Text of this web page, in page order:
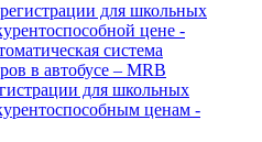
для школьных
ценам -